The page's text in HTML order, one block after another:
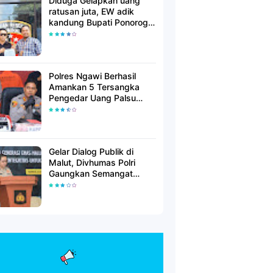
ratusan juta, EW adik
kandung Bupati Ponorogo
dilaporkan Polisi
Polres Ngawi Berhasil
Amankan 5 Tersangka
Pengedar Uang Palsu
Lintas Provinsi
Gelar Dialog Publik di
Malut, Divhumas Polri
Gaungkan Semangat
Generasi Berkarakter dan